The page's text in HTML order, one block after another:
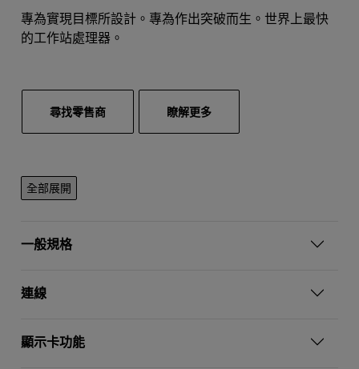
專為實現目標所設計。專為作出突破而生。世界上最快
的工作站處理器。
尋找零售商 瞭解更多
全部展開
一般規格
連線
顯示卡功能